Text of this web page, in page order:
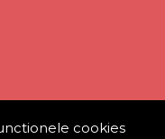
cookies